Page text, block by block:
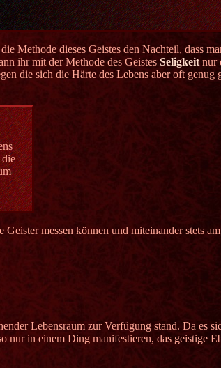
Methode dieses Geistes den Nachteil, dass
ihr mit der Methode des GeistesSeligkeitnur
die sich die Härte des Lebens aber oft genug
die
messen können und miteinander stets
Lebensraum zur Verfügung stand. Da es
nur in einem Ding manifestieren, das geistige